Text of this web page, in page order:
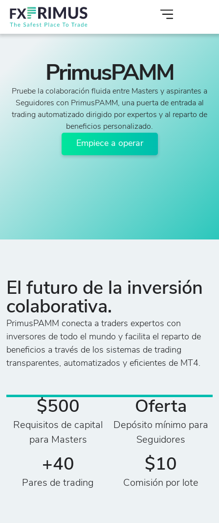
PrimusPAMM
Pruebe la colaboración fluida entre Masters y aspirantes a
Seguidores con PrimusPAMM, una puerta de entrada al
trading automatizado dirigido por expertos y al reparto de
beneficios personalizado.
Empiece a operar
El futuro de la inversión
colaborativa.
PrimusPAMM conecta a traders expertos con
inversores de todo el mundo y facilita el reparto de
beneficios a través de los sistemas de trading
transparentes, automatizados y eficientes de MT4.
$500
Requisitos de capital
para Masters
Oferta
Depósito mínimo para
Seguidores
+40
Pares de trading
$10
Comisión por lote